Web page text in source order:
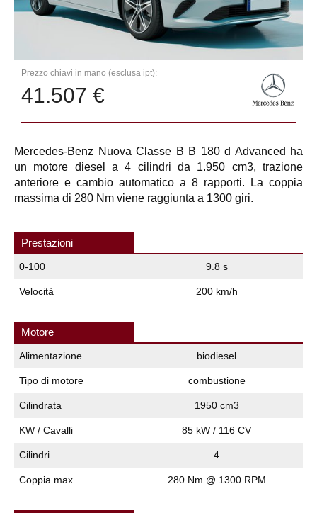
Prezzo chiavi in mano (esclusa ipt):
41.507 €
Mercedes-Benz Nuova Classe B B 180 d Advanced ha
un motore diesel a 4 cilindri da 1.950 cm3, trazione
anteriore e cambio automatico a 8 rapporti. La coppia
massima di 280 Nm viene raggiunta a 1300 giri.
Prestazioni
0-100 9.8 s
Velocità 200 km/h
Motore
Alimentazione biodiesel
Tipo di motore combustione
Cilindrata 1950 cm3
KW / Cavalli 85 kW / 116 CV
Cilindri 4
Coppia max 280 Nm @ 1300 RPM